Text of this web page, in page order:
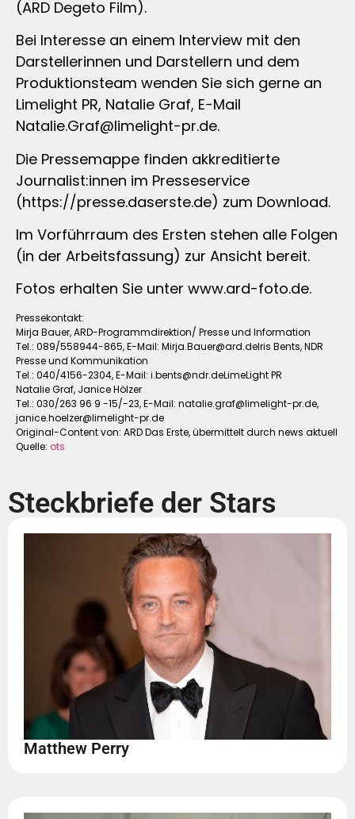
(ARD Degeto Film).
Bei Interesse an einem Interview mit den
Darstellerinnen und Darstellern und dem
Produktionsteam wenden Sie sich gerne an
Limelight PR, Natalie Graf, E-Mail
Natalie.Graf@limelight-pr.de.
Die Pressemappe finden akkreditierte
Journalist:innen im Presseservice
(https://presse.daserste.de) zum Download.
Im Vorführraum des Ersten stehen alle Folgen
(in der Arbeitsfassung) zur Ansicht bereit.
Fotos erhalten Sie unter www.ard-foto.de.
Pressekontakt:
Mirja Bauer, ARD-Programmdirektion/ Presse und Information
Tel.: 089/558944-865, E-Mail: Mirja.Bauer@ard.deIris Bents, NDR
Presse und Kommunikation
Tel.: 040/4156-2304, E-Mail: i.bents@ndr.deLimeLightPR
Natalie Graf, Janice Hölzer
Tel.: 030/263 96 9 -15/-23, E-Mail: natalie.graf@limelight-pr.de,
janice.hoelzer@limelight-pr.de
Original-Content von: ARD Das Erste, übermittelt durch news aktuell
Quelle: ots
Steckbriefe der Stars
Matthew Perry